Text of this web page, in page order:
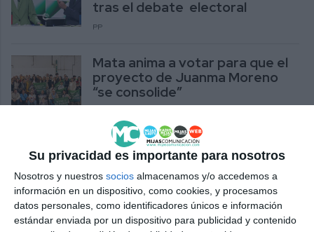
Su privacidad es importante para nosotros
Nosotros y nuestros socios almacenamos y/o accedemos a
información en un dispositivo, como cookies, y procesamos
datos personales, como identificadores únicos e información
estándar enviada por un dispositivo para publicidad y contenido
tras el debate electoral
PP
Mata anima a votar para que el
proyecto de Juanma Moreno
“se consolide”
El PSOE exige a Juanma Moreno
que “cumpla con su promesa de
las urgencias de La Cala”
PSOE